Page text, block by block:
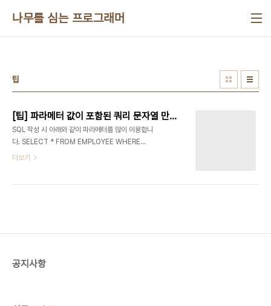
나무를 심는 프로그래머
팁
[팁] 파라메터 값이 포함된 쿼리 문자열 만들기
SQL 작성 시 아래와 같이 파라메터를 많이 이용합니
다. SELECT * FROM EMPLOYEE WHERE
EMP_ID = :EMP_ID 하지만, SQL을 로그로 기록
Query1.ParamByName('JUNHYEONG').AsString
더보기
공지사항